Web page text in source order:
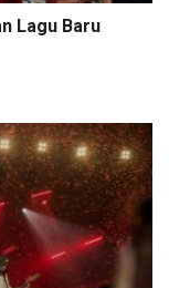
Lagu Baru